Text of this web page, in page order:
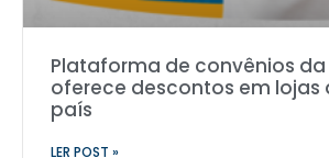
Plataforma de convênios da
oferece descontos em lojas
país
LER POST »